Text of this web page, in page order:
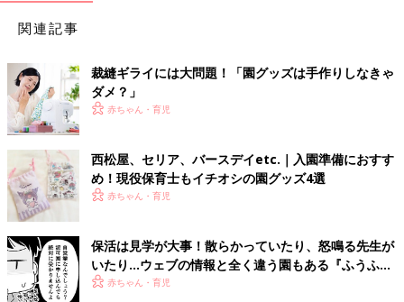
関連記事
裁縫ギライには大問題！「園グッズは手作りしなきゃ
ダメ？」
赤ちゃん・育児
西松屋、セリア、バースデイetc.｜入園準備におすす
め！現役保育士もイチオシの園グッズ4選
赤ちゃん・育児
保活は見学が大事！散らかっていたり、怒鳴る先生が
いたり…ウェブの情報と全く違う園もある『ふうふう
子育て ＃49』
赤ちゃん・育児